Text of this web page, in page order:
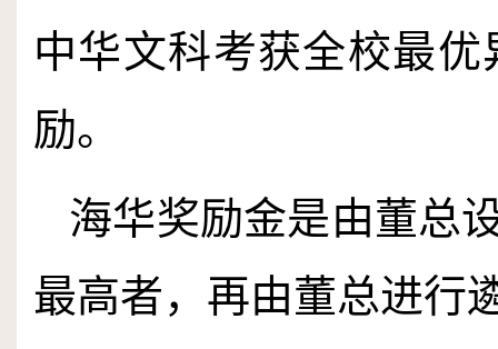
中华文科考获全校最
励。
海华奖励金是由董总
最高者，再由董总进行